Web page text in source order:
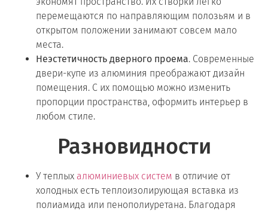
перемещаются по направляющим полозьям и в
открытом положении занимают совсем мало
места.
Неэстетичность дверного проема. Современные
двери-купе из алюминия преображают дизайн
помещения. С их помощью можно изменить
пропорции пространства, оформить интерьер в
любом стиле.
Разновидности
У теплых алюминиевых систем в отличие от
холодных есть теплоизолирующая вставка из
полиамида или пенополиуретана. Благодаря